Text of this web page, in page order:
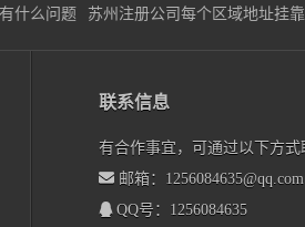
什么问题 苏州注册公司每个区域地址挂
联系信息
有合作事宜，可通过以下方式
邮箱：1256084635@qq.com
QQ号：1256084635